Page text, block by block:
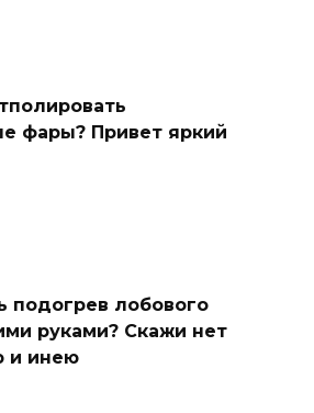
фары? Привет яркий
подогрев лобового
руками? Скажи нет
и инею